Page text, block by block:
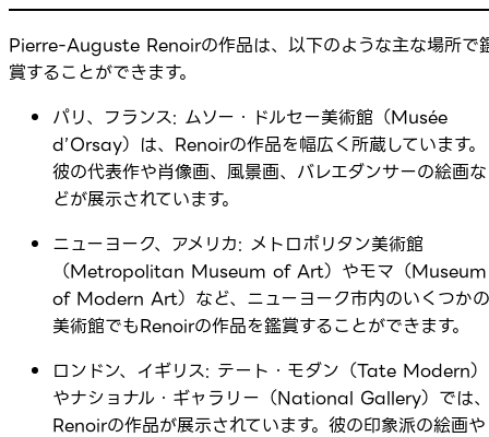
Pierre-Auguste Renoirの作品は、以下のような主な場所で
賞することができます。
パリ、フランス: ムソー・ドルセー美術館（Musée
d’Orsay）は、Renoirの作品を幅広く所蔵しています。
彼の代表作や肖像画、風景画、バレエダンサーの絵画な
どが展示されています。
ニューヨーク、アメリカ: メトロポリタン美術館
（Metropolitan Museum of Art）やモマ（Museum
of Modern Art）など、ニューヨーク市内のいくつかの
美術館でもRenoirの作品を鑑賞することができます。
ロンドン、イギリス: テート・モダン（Tate Modern）
やナショナル・ギャラリー（National Gallery）では
Renoirの作品が展示されています。彼の印象派の絵画や